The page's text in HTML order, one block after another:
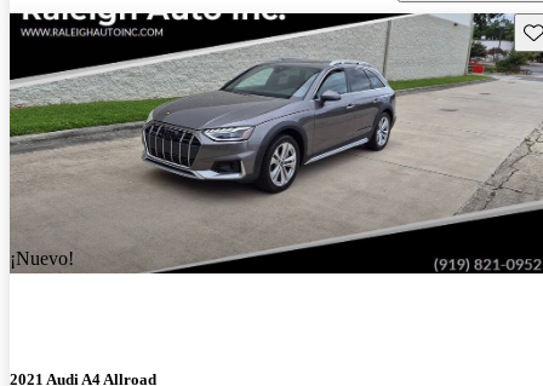
¡Nuevo!
2021 Audi A4 Allroad